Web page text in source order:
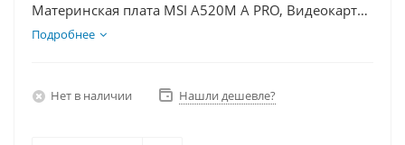
Материнская плата MSI A520M A PRO, Видеокарта
RTX 3060 12Гб, Память DDR4 32Gb, Диски
Подробнее
Нет в наличии Нашли дешевле?